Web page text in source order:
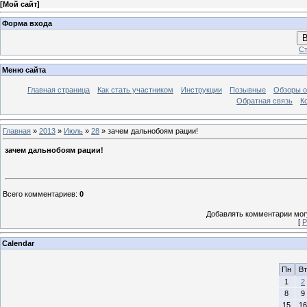
[Мой сайт]
Форма входа
Меню сайта
Главная страница Как стать участником Инструкции Позывные
Обзоры
Обратная связь
Главная » 2013 » Июль » 28 » зачем дальнобоям рации!
зачем дальнобоям рации!
Всего комментариев: 0
Добавлять комментарии
[
Calendar
Пн
Вт
1
2
8
9
15
16